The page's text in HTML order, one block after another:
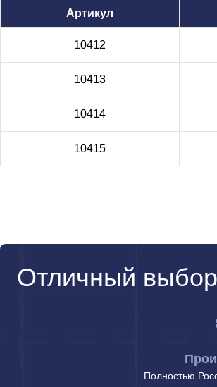
Артикул
10412
10413
10414
10415
Отличный
Полностью